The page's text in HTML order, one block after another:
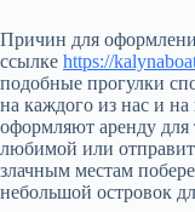
Причин для
ссылке https://
подобные прогулки
на каждого из нас и
оформляют аренду для
любимой или
злачным местам
небольшой островок